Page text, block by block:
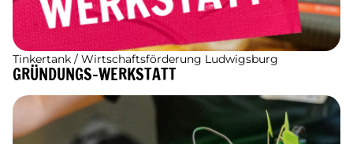
Tinkertank / Wirtschaftsförderung Ludwigsburg
GRÜNDUNGS-WERKSTATT